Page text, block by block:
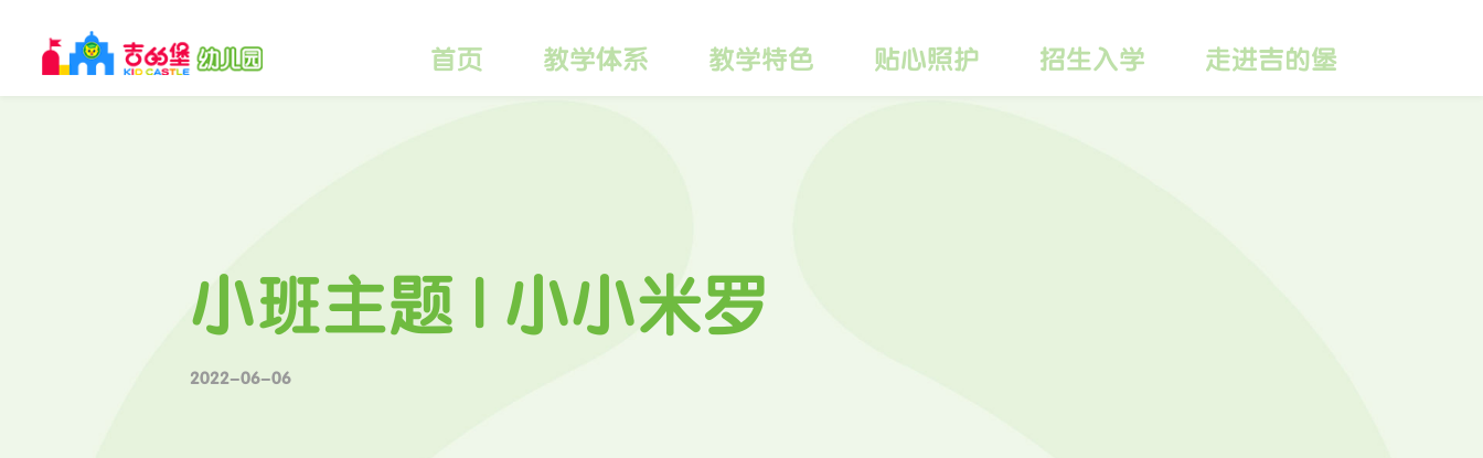
首页 教学体系 教学特色 贴心照护 招生入学 走进吉的堡
小班主题 | 小小米罗
2022-06-06